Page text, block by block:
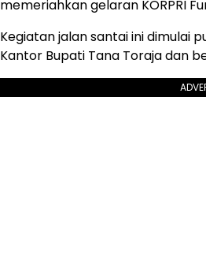
memeriahkan gelaran KORPRI
Kegiatan jalan santai ini dimulai
Kantor Bupati Tana Toraja dan